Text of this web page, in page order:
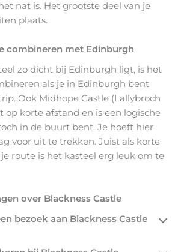
nat is. Het grootste deel van je
plaats.
combineren met Edinburgh
zo dicht bij Edinburgh ligt, is het
als je in Edinburgh bent
Ook Midhope Castle (Lallybroch
op korte afstand en is een logische
in de buurt bent. Je hoeft hier
voor uit te trekken. Juist als korte
route is het kasteel erg leuk om te
over Blackness Castle
bezoek aan Blackness Castle